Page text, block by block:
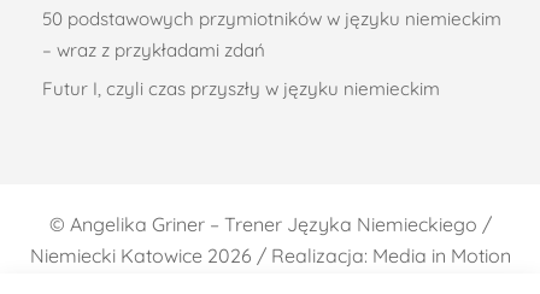
50 podstawowych przymiotników w języku niemieckim
– wraz z przykładami zdań
Futur I, czyli czas przyszły w języku niemieckim
© Angelika Griner – Trener Języka Niemieckiego /
Niemiecki Katowice2026 / Realizacja: Media in Motion